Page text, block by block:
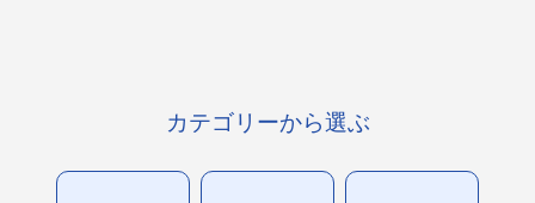
カテゴリーから選ぶ